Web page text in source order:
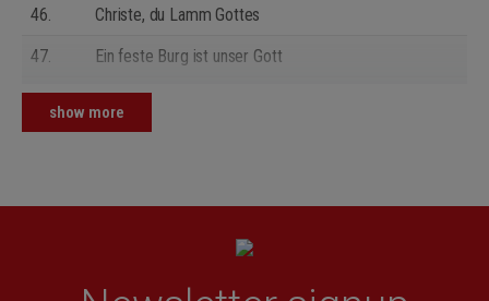
46.
Christe, du Lamm Gottes
47.
Ein feste Burg ist unser Gott
48.
Jerusalem, du hochgebaute Stadt
49.
Meinen Jesum laß ich nicht
Sollt es gleich bisweilen scheinen
show more